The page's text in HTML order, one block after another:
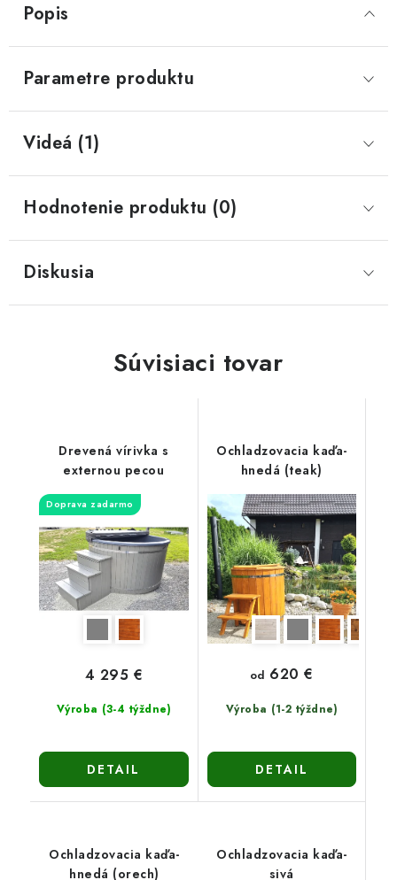
Popis
Parametre produktu
Videá (1)
Hodnotenie produktu (0)
Diskusia
Súvisiaci tovar
Drevená vírivka s
externou pecou
Doprava zadarmo
Výroba (3-4 týždne)
4 295 €
DETAIL
Ochladzovacia kaďa-
hnedá (teak)
Výroba (1-2 týždne)
od 620 €
DETAIL
Ochladzovacia kaďa-
hnedá (orech)
Ochladzovacia kaďa-
sivá